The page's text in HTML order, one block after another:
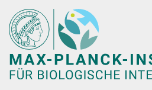
Hauptinhalt